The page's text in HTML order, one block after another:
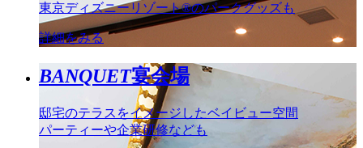
東京ディズニーリゾート®のパークグッズも
詳細をみる
BANQUET宴会場
邸宅のテラスをイメージしたベイビュー空間
パーティーや企業研修なども